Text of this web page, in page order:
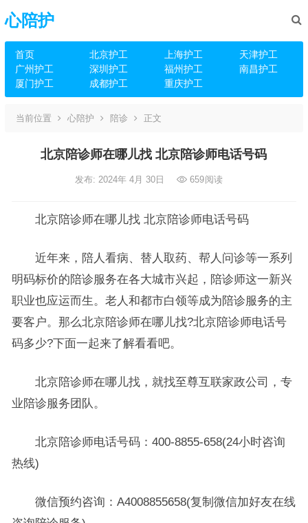
心陪护
首页 北京护工 上海护工
天津护工
广州护工
深圳护工 福州护工
南昌护工
厦门护工
成都护工 重庆护工
当前位置 心陪护 陪诊 正文
北京陪诊师在哪儿找 北京陪诊师电话号码
发布: 2024年 4月 30日 659阅读
北京陪诊师在哪儿找 北京陪诊师电话号码
近年来，陪人看病、替人取药、帮人问诊等一系列
明码标价的陪诊服务在各大城市兴起，陪诊师这一新兴
职业也应运而生。老人和都市白领等成为陪诊服务的主
要客户。那么北京陪诊师在哪儿找?北京陪诊师电话号
码多少?下面一起来了解看看吧。
北京陪诊师在哪儿找，就找至尊互联家政公司，专
业陪诊服务团队。
北京陪诊师电话号码：400-8855-658(24小时咨询
热线)
微信预约咨询：A4008855658(复制微信加好友在线